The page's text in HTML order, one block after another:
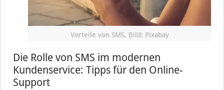
Vorteile von SMS, Bild: Pixabay
Die Rolle von SMS im modernen
Kundenservice: Tipps für den Online-
Support